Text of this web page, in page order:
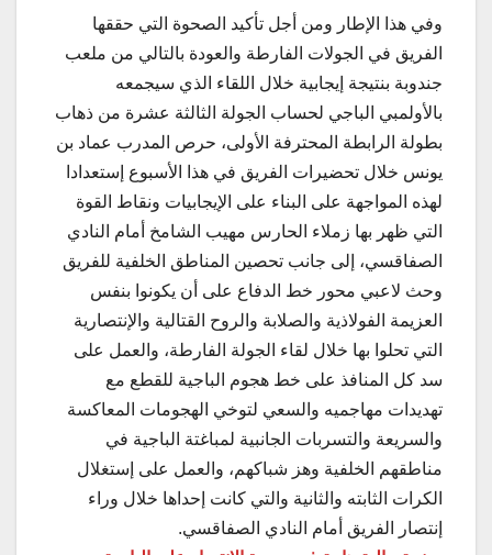
وفي هذا الإطار ومن أجل تأكيد الصحوة التي حققها
الفريق في الجولات الفارطة والعودة بالتالي من ملعب
جندوبة بنتيجة إيجابية خلال اللقاء الذي سيجمعه
بالأولمبي الباجي لحساب الجولة الثالثة عشرة من ذهاب
بطولة الرابطة المحترفة الأولى، حرص المدرب عماد بن
يونس خلال تحضيرات الفريق في هذا الأسبوع إستعدادا
لهذه المواجهة على البناء على الإيجابيات ونقاط القوة
التي ظهر بها زملاء الحارس مهيب الشامخ أمام النادي
الصفاقسي، إلى جانب تحصين المناطق الخلفية للفريق
وحث لاعبي محور خط الدفاع على أن يكونوا بنفس
العزيمة الفولاذية والصلابة والروح القتالية والإنتصارية
التي تحلوا بها خلال لقاء الجولة الفارطة، والعمل على
سد كل المنافذ على خط هجوم الباجية للقطع مع
تهديدات مهاجميه والسعي لتوخي الهجومات المعاكسة
والسريعة والتسربات الجانبية لمباغتة الباجية في
مناطقهم الخلفية وهز شباكهم، والعمل على إستغلال
الكرات الثابته والثانية والتي كانت إحداها خلال وراء
إنتصار الفريق أمام النادي الصفاقسي.